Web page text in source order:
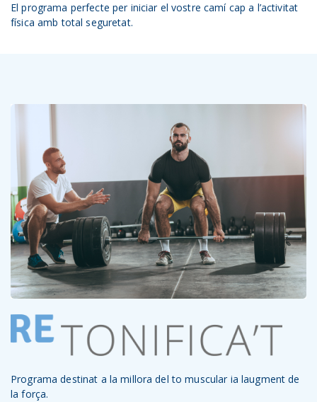
El programa perfecte per iniciar el vostre camí cap a l’activitat
física amb total seguretat.
Programa destinat a la millora del to muscular ia laugment de
la força.